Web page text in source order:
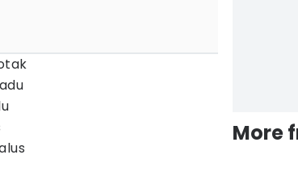
More